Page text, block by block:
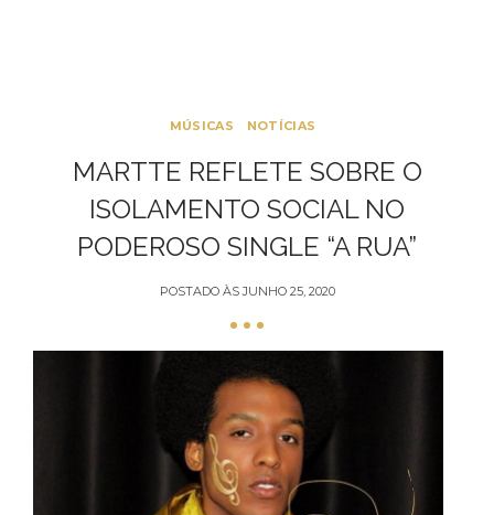
MÚSICAS NOTÍCIAS
MARTTE REFLETE SOBRE O
ISOLAMENTO SOCIAL NO
PODEROSO SINGLE “A RUA”
POSTADO ÀSJUNHO 25, 2020